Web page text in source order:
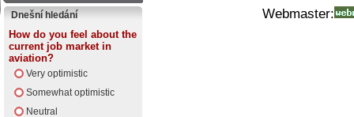
Dnešní hledání
How do you feel about the
current job market in
aviation?
Very optimistic
Somewhat optimistic
Neutral
Webmaster: